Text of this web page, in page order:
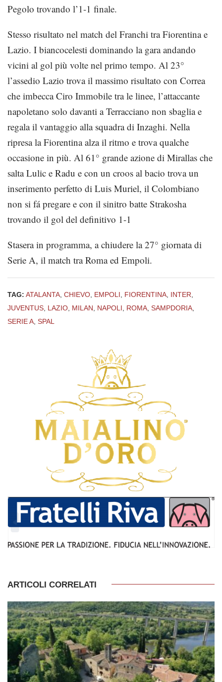
Pegolo trovando l’1-1 finale.
Stesso risultato nel match del Franchi tra Fiorentina e
Lazio. I biancocelesti dominando la gara andando
vicini al gol più volte nel primo tempo. Al 23°
l’assedio Lazio trova il massimo risultato con Correa
che imbecca Ciro Immobile tra le linee, l’attaccante
napoletano solo davanti a Terracciano non sbaglia e
regala il vantaggio alla squadra di Inzaghi. Nella
ripresa la Fiorentina alza il ritmo e trova qualche
occasione in più. Al 61° grande azione di Mirallas che
salta Lulic e Radu e con un croos al bacio trova un
inserimento perfetto di Luis Muriel, il Colombiano
non si fá pregare e con il sinitro batte Strakosha
trovando il gol del definitivo 1-1
Stasera in programma, a chiudere la 27° giornata di
Serie A, il match tra Roma ed Empoli.
TAG: ATALANTA CHIEVO EMPOLI FIORENTINA INTER
JUVENTUS LAZIO MILAN NAPOLI ROMA SAMPDORIA
SERIE A SPAL
ARTICOLI CORRELATI